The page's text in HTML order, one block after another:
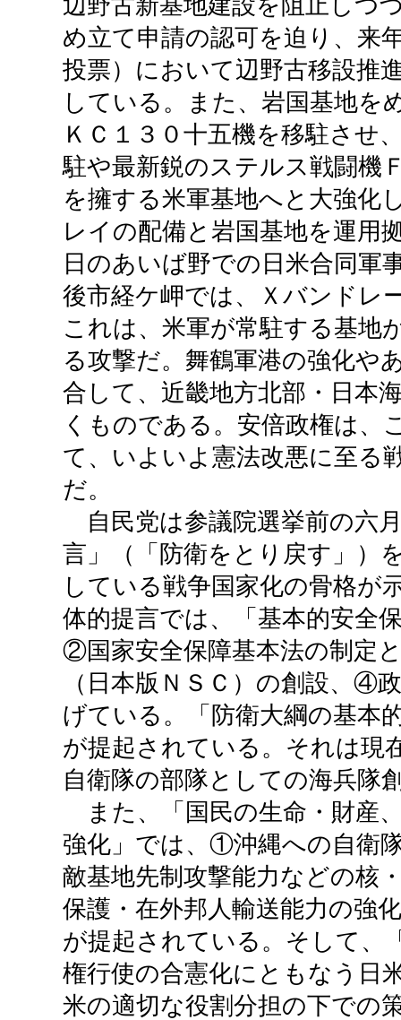
辺野古新基地建設を阻止しつ
め立て申請の認可を迫り、来
投票）において辺野古移設推
している。また、岩国基地を
ＫＣ１３０十五機を移駐させ
駐や最新鋭のステルス戦闘機
を擁する米軍基地へと大強化
レイの配備と岩国基地を運用
日のあいば野での日米合同軍
後市経ケ岬では、Ｘバンドレ
これは、米軍が常駐する基地
る攻撃だ。舞鶴軍港の強化や
合して、近畿地方北部・日本
くものである。安倍政権は、
て、いよいよ憲法改悪に至る
だ。
自民党は参議院選挙前の六
言」（「防衛をとり戻す」）
している戦争国家化の骨格が
体的提言では、「基本的安全
②国家安全保障基本法の制定
（日本版ＮＳＣ）の創設、④
げている。「防衛大綱の基本
が提起されている。それは現
自衛隊の部隊としての海兵隊
また、「国民の生命・財産
強化」では、①沖縄への自衛
敵基地先制攻撃能力などの核
保護・在外邦人輸送能力の強
が提起されている。そして、
権行使の合憲化にともなう日
米の適切な役割分担の下での